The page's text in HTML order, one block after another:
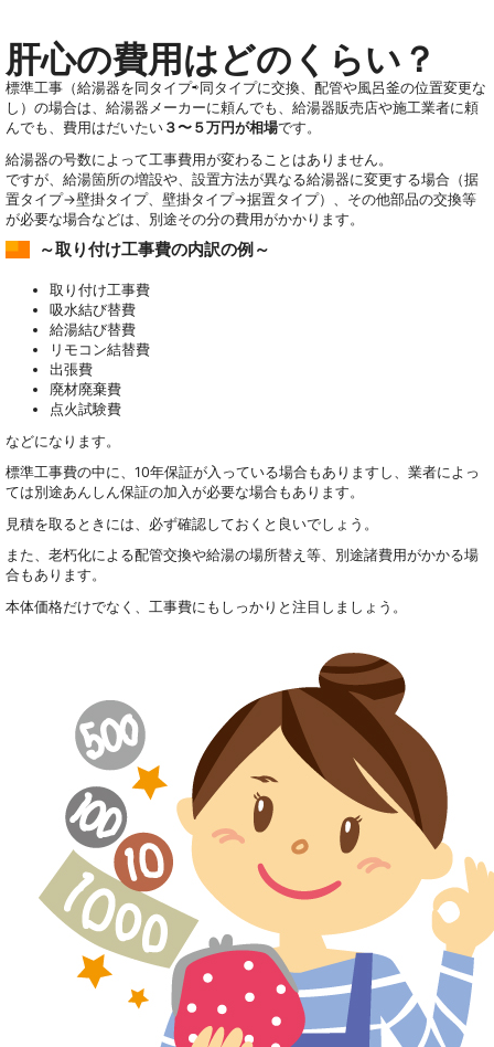
肝心の費用はどのくらい？
標準工事（給湯器を同タイプ⇨同タイプに交換、配管や風呂釜の位置変更な
し）の場合は、給湯器メーカーに頼んでも、給湯器販売店や施工業者に頼
んでも、費用はだいたい ３〜５万円が相場です。
給湯器の号数によって工事費用が変わることはありません。
ですが、給湯箇所の増設や、設置方法が異なる給湯器に変更する場合（据
置タイプ→壁掛タイプ、壁掛タイプ→据置タイプ）、その他部品の交換等
が必要な場合などは、別途その分の費用がかかります。
～取り付け工事費の内訳の例～
取り付け工事費
吸水結び替費
給湯結び替費
リモコン結替費
出張費
廃材廃棄費
点火試験費
などになります。
標準工事費の中に、10年保証が入っている場合もありますし、業者によっ
ては別途あんしん保証の加入が必要な場合もあります。
見積を取るときには、必ず確認しておくと良いでしょう。
また、老朽化による配管交換や給湯の場所替え等、別途諸費用がかかる場
合もあります。
本体価格だけでなく、工事費にもしっかりと注目しましょう。